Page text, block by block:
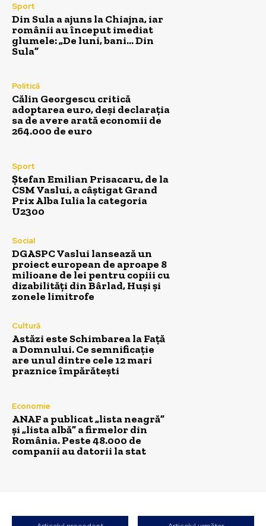
Sport
Din Sula a ajuns la Chiajna, iar
românii au început imediat
glumele: „De luni, bani… Din
Sula”
Politică
Călin Georgescu critică
adoptarea euro, deși declarația
sa de avere arată economii de
264.000 de euro
Sport
Ștefan Emilian Prisacaru, de la
CSM Vaslui, a câștigat Grand
Prix Alba Iulia la categoria
U2300
Social
DGASPC Vaslui lansează un
proiect european de aproape 8
milioane de lei pentru copiii cu
dizabilități din Bârlad, Huși și
zonele limitrofe
Cultură
Astăzi este Schimbarea la Față
a Domnului. Ce semnificație
are unul dintre cele 12 mari
praznice împărătești
Economie
ANAF a publicat „lista neagră”
și „lista albă” a firmelor din
România. Peste 48.000 de
companii au datorii la stat